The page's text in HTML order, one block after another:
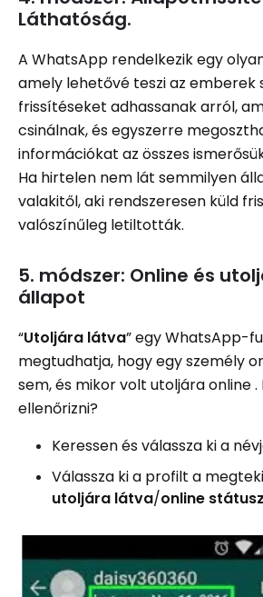
Láthatóság.
A WhatsApp rendelkezik egy
amely lehetővé teszi az emberek
frissítéseket adhassanak arról,
csinálnak, és egyszerre
információkat az összes
Ha hirtelen nem lát semmilyen
valakitől, aki rendszeresen küld
valószínűleg letiltották.
5. módszer: Online és
állapot
“Utoljára látva” egy WhatsApp-
megtudhatja, hogy egy személy
sem, és mikor volt utoljára online .
ellenőrizni?
Keressen és válassza ki a
Válassza ki a profilt a
utoljára látva/online státusz